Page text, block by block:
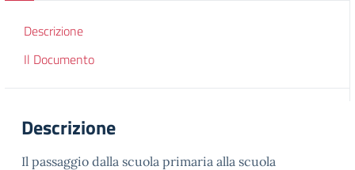
Descrizione
Il Documento
Descrizione
Il passaggio dalla scuola primaria alla scuola